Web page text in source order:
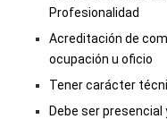
Profesionalidad
Acreditación de
ocupación u oficio
Tener carácter
Debe ser